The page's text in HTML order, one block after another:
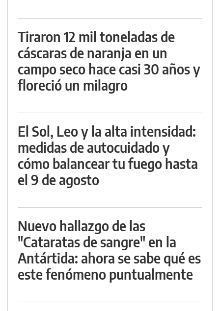
Tiraron 12 mil toneladas de
cáscaras de naranja en un
campo seco hace casi 30 años y
floreció un milagro
El Sol, Leo y la alta intensidad:
medidas de autocuidado y
cómo balancear tu fuego hasta
el 9 de agosto
Nuevo hallazgo de las
"Cataratas de sangre" en la
Antártida: ahora se sabe qué es
este fenómeno puntualmente